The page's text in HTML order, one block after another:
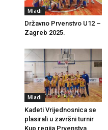
Mladi
Državno Prvenstvo U12 –
Zagreb 2025.
Mladi
Kadeti Vrijednosnica se
plasirali u završni turnir
Kup regija Prvenstva